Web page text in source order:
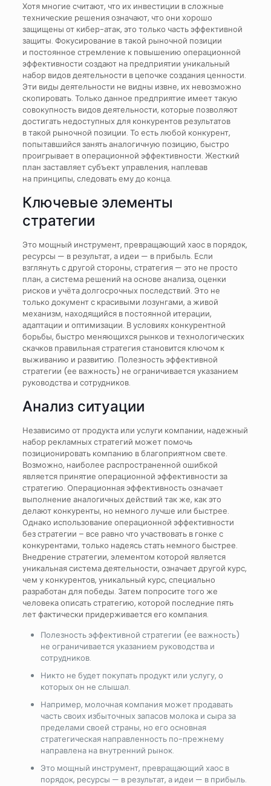
Хотя многие считают, что их инвестиции в сложные
технические решения означают, что они хорошо
защищены от кибер-атак, это только часть эффективной
защиты. Фокусирование в такой рыночной позиции
и постоянное стремление к повышению операционной
эффективности создают на предприятии уникальный
набор видов деятельности в цепочке создания ценности.
Эти виды деятельности не видны извне, их невозможно
скопировать. Только данное предприятие имеет такую
совокупность видов деятельности, которые позволяют
достигать недоступных для конкурентов результатов
в такой рыночной позиции. То есть любой конкурент,
попытавшийся занять аналогичную позицию, быстро
проигрывает в операционной эффективности. Жесткий
план заставляет субъект управления, наплевав
на принципы, следовать ему до конца.
Ключевые элементы
стратегии
Это мощный инструмент, превращающий хаос в порядок,
ресурсы — в результат, а идеи — в прибыль. Если
взглянуть с другой стороны, стратегия — это не просто
план, а система решений на основе анализа, оценки
рисков и учёта долгосрочных последствий. Это не
только документ с красивыми лозунгами, а живой
механизм, находящийся в постоянной итерации,
адаптации и оптимизации. В условиях конкурентной
борьбы, быстро меняющихся рынков и технологических
скачков правильная стратегия становится ключом к
выживанию и развитию. Полезность эффективной
стратегии (ее важность) не ограничивается указанием
руководства и сотрудников.
Анализ ситуации
Независимо от продукта или услуги компании, надежный
набор рекламных стратегий может помочь
позиционировать компанию в благоприятном свете.
Возможно, наиболее распространенной ошибкой
является принятие операционной эффективности за
стратегию. Операционная эффективность означает
выполнение аналогичных действий так же, как это
делают конкуренты, но немного лучше или быстрее.
Однако использование операционной эффективности
без стратегии – все равно что участвовать в гонке с
конкурентами, только надеясь стать немного быстрее.
Внедрение стратегии, элементом которой является
уникальная система деятельности, означает другой курс,
чем у конкурентов, уникальный курс, специально
разработан для победы. Затем попросите того же
человека описать стратегию, которой последние пять
лет фактически придерживается его компания.
Полезность эффективной стратегии (ее важность)
не ограничивается указанием руководства и
сотрудников.
Никто не будет покупать продукт или услугу, о
которых он не слышал.
Например, молочная компания может продавать
часть своих избыточных запасов молока и сыра за
пределами своей страны, но его основная
стратегическая направленность по-прежнему
направлена на внутренний рынок.
Это мощный инструмент, превращающий хаос в
порядок, ресурсы — в результат, а идеи — в прибыль.